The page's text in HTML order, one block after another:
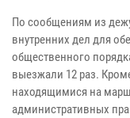
По сообщениям из
внутренних дел для
общественного
выезжали 12 раз.
находящимися на
административных